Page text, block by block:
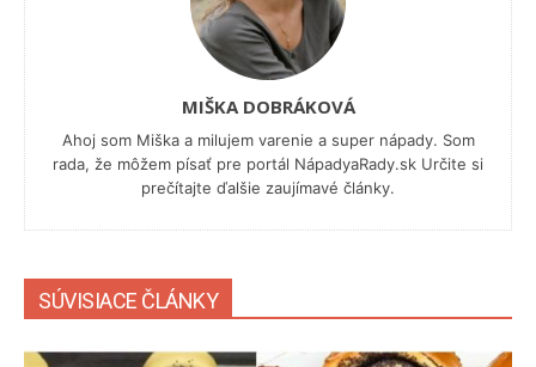
MIŠKA DOBRÁKOVÁ
Ahoj som Miška a milujem varenie a super nápady. Som
rada, že môžem písať pre portál NápadyaRady.sk Určite si
prečítajte ďalšie zaujímavé články.
SÚVISIACE ČLÁNKY